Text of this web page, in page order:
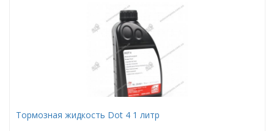
Тормозная жидкость Dot 4 1 литр